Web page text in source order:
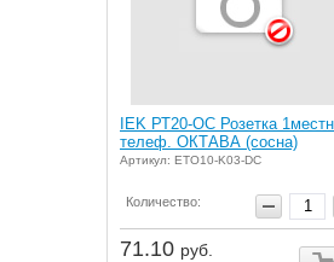
IEK РТ20-ОС Розетка
телеф. ОКТАВА (сосна)
Артикул: ETO10-K03-DC
Количество:
71.10 руб.